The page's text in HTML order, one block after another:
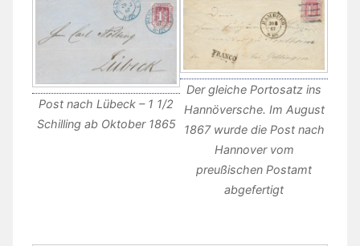
Post nach Lübeck – 1 1/2
Schilling ab Oktober 1865
Der gleiche Portosatz ins
Hannöversche. Im August
1867 wurde die Post nach
Hannover vom
preußischen Postamt
abgefertigt